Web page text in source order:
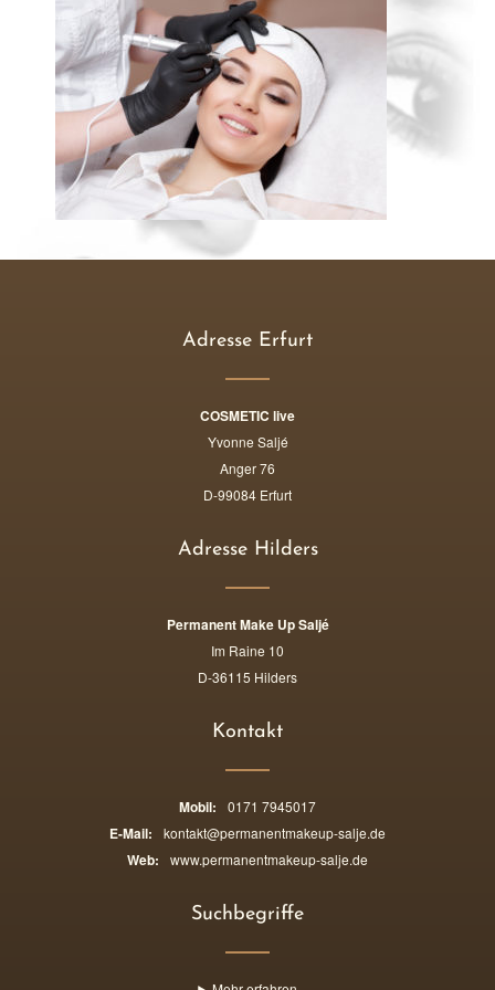
Adresse Erfurt
COSMETIC live
Yvonne Saljé
Anger 76
D-99084 Erfurt
Adresse Hilders
Permanent Make Up Saljé
Im Raine 10
D-36115 Hilders
Kontakt
Mobil: 0171 7945017
E-Mail: kontakt@permanentmakeup-salje.de
Web: www.permanentmakeup-salje.de
Suchbegriffe